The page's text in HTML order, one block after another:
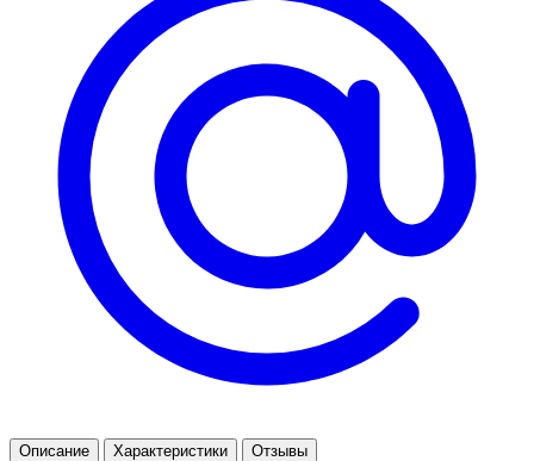
Описание Характеристики Отзывы